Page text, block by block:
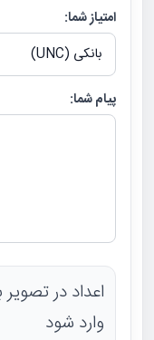
امتیاز شما:
پیام شما:
وارد شود